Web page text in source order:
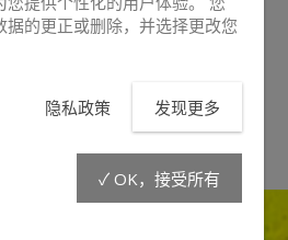
据的更正或删除，并选择更改您
隐私政策 发现更多
✓ OK，接受所有